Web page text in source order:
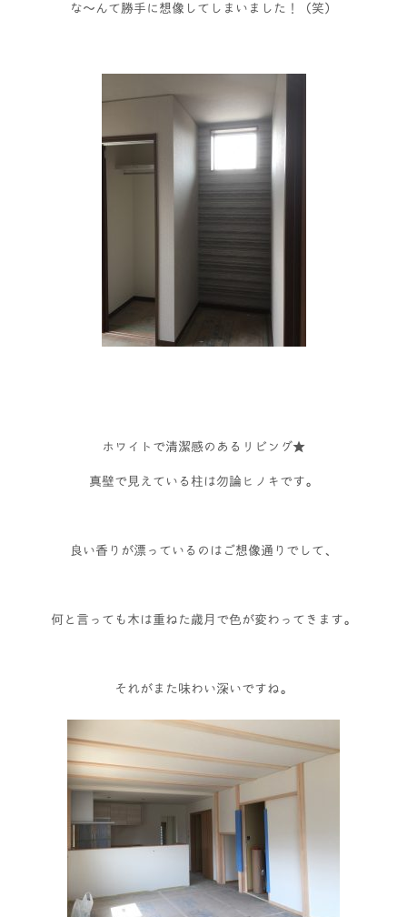
な～んて勝手に想像してしまいました！（笑）
ホワイトで清潔感のあるリビング★
真壁で見えている柱は勿論ヒノキです。
良い香りが漂っているのはご想像通りでして、
何と言っても木は重ねた歳月で色が変わってきます。
それがまた味わい深いですね。